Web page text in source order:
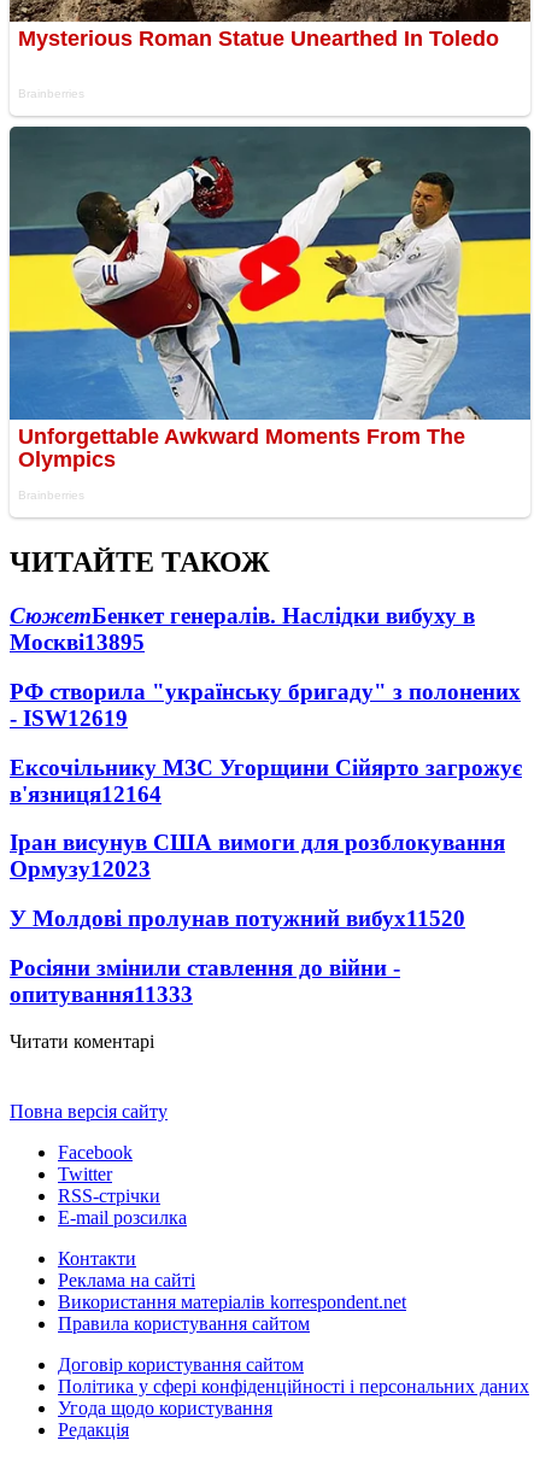
ЧИТАЙТЕ ТАКОЖ
СюжетБенкет генералів. Наслідки вибуху в
Москві13895
РФ створила "українську бригаду" з полонених
- ISW12619
Ексочільнику МЗС Угорщини Сійярто загрожує
в'язниця12164
Іран висунув США вимоги для розблокування
Ормузу12023
У Молдові пролунав потужний вибух11520
Росіяни змінили ставлення до війни -
опитування11333
Читати коментарі
Повна версія сайту
Facebook
Twitter
RSS-стрічки
E-mail розсилка
Контакти
Реклама на сайті
Використання матеріалів korrespondent.net
Правила користування сайтом
Договір користування сайтом
Політика у сфері конфіденційності і персональних даних
Угода щодо користування
Редакція